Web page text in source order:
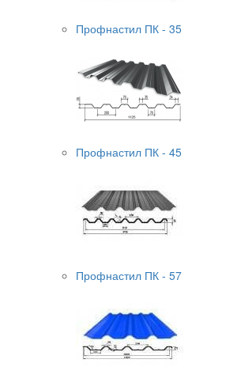
Профнастил ПК - 35
Профнастил ПК - 45
Профнастил ПК - 57